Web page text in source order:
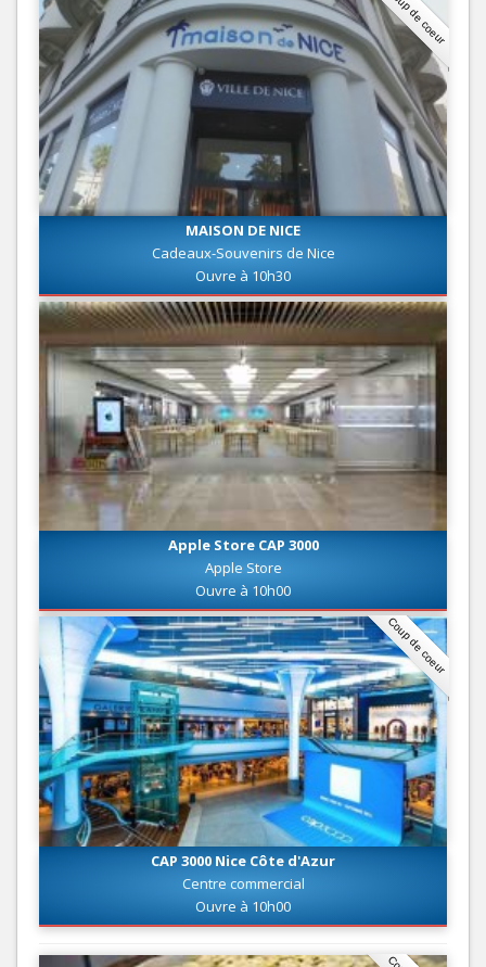
Coup de coeur
MAISON DE NICE
Cadeaux-Souvenirs de Nice
Ouvre à 10h30
Apple Store CAP 3000
Apple Store
Ouvre à 10h00
Coup de coeur
CAP 3000 Nice Côte d'Azur
Centre commercial
Ouvre à 10h00